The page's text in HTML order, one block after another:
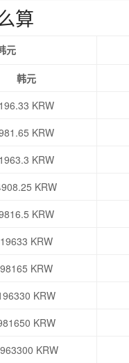
算
元
韩元
196.33 KRW
KRW
1963.3 KRW
KRW
KRW
19633 KRW
98165 KRW
KRW
KRW
KRW